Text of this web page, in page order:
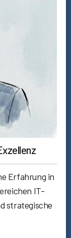
Erfahrung in
IT-
strategische